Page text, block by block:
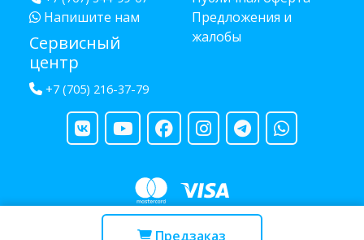
Предзаказ
Напишите нам
Сервисный
центр
+7 (705) 216-37-79
Предложения и
жалобы
Copyright © 2013 - 2026 RUBA - разработано